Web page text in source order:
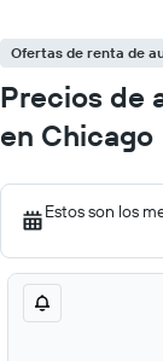
Ofertas de renta de
Precios de
en Chicago
Estos son los